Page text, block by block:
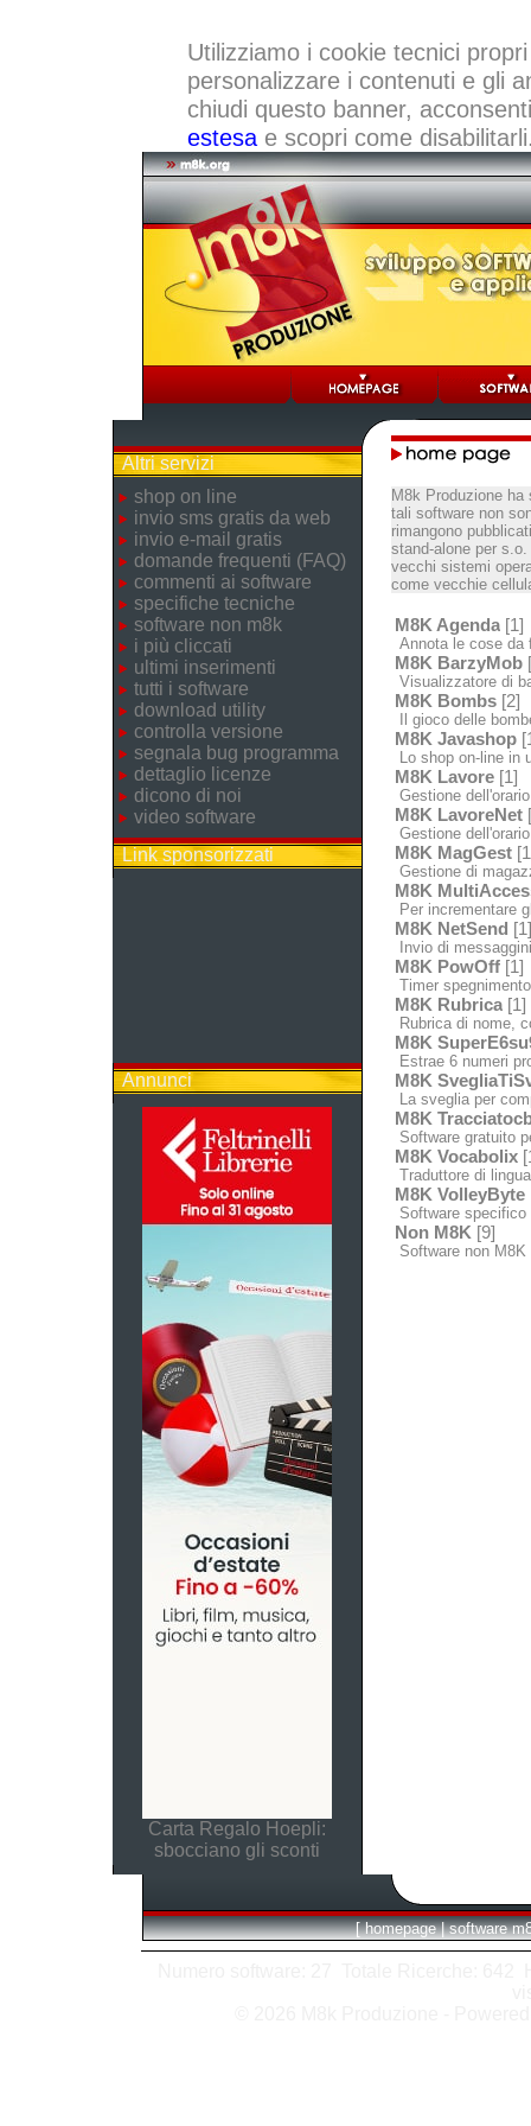
Utilizziamo i cookie tecnici
personalizzare i contenuti e gli
chiudi questo banner,
estesae scopri come
Altri servizi
shop on line
invio sms gratis da web
invio e-mail gratis
domande frequenti (FAQ)
commenti ai software
specifiche tecniche
software non m8k
i più cliccati
ultimi inserimenti
tutti i software
download utility
controlla versione
segnala bug programma
dettaglio licenze
dicono di noi
video software
Link sponsorizzati
Annunci
Carta Regalo Hoepli:
sbocciano gli sconti
M8k Produzione
tali software non
rimangono
stand-alone per
vecchi sistemi
come vecchie
M8K Agenda[1]
Annota le cose da
M8K BarzyMob
Visualizzatore di
M8K Bombs[2]
Il gioco delle
M8K Javashop
Lo shop on-line in
M8K Lavore[1]
Gestione
M8K LavoreNet
Gestione
M8K MagGest
Gestione di
M8K
Per incrementare
M8K NetSend [1]
Invio di
M8K PowOff[1]
Timer
M8K Rubrica[1]
Rubrica di nome,
M8K
Estrae 6 numeri
M8K
La sveglia per
M8K
Software gratuito
M8K Vocabolix
Traduttore di
M8K VolleyByte
Software
Non M8K [9]
Software non M8K
[ homepage | software